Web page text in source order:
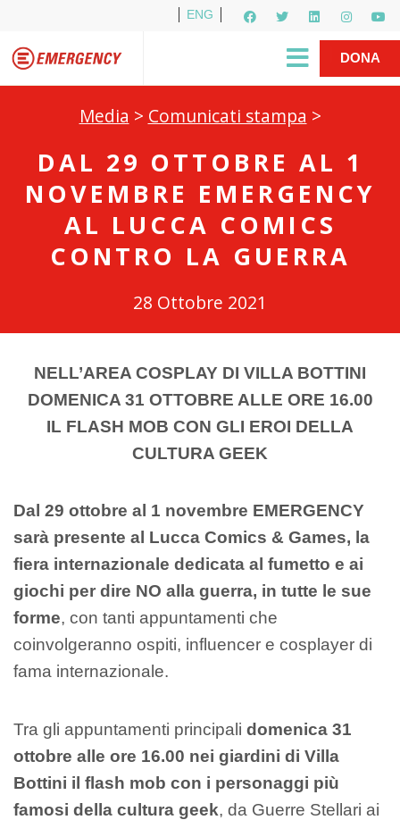
ENG
R1PUD1A
DONA
Media > Comunicati stampa >
DAL 29 OTTOBRE AL 1
NOVEMBRE EMERGENCY
AL LUCCA COMICS
CONTRO LA GUERRA
28 Ottobre 2021
NELL’AREA COSPLAY DI VILLA BOTTINI
DOMENICA 31 OTTOBRE ALLE ORE 16.00
IL FLASH MOB CON GLI EROI DELLA
CULTURA GEEK
Dal 29 ottobre al 1 novembre EMERGENCY
sarà presente al Lucca Comics & Games, la
fiera internazionale dedicata al fumetto e ai
giochi per dire NO alla guerra, in tutte le sue
forme, con tanti appuntamenti che
coinvolgeranno ospiti, influencer e cosplayer di
fama internazionale.
Tra gli appuntamenti principali domenica 31
ottobre alle ore 16.00 nei giardini di Villa
Bottini il flash mob con i personaggi più
famosi della cultura geek, da Guerre Stellari ai